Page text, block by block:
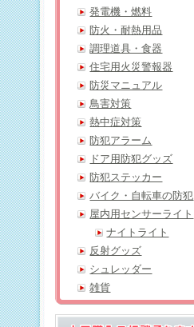
発電機・燃料
防火・耐熱用品
調理道具・食器
住宅用火災警報器
防災マニュアル
鳥害対策
熱中症対策
防犯アラーム
ドア用防犯グッズ
防犯ステッカー
バイク・自転車の防犯
屋内用センサーライト
ナイトライト
反射グッズ
シュレッダー
雑貨